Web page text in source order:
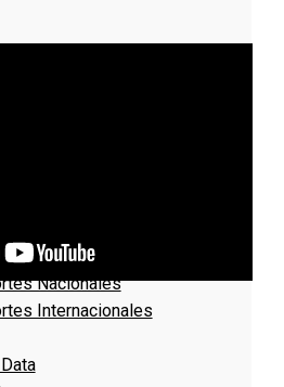
Locales
Nacionales
Internacionales